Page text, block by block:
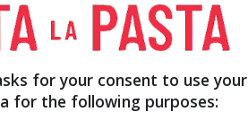
PEPE Q.B
for your consent to use your
for the following purposes: